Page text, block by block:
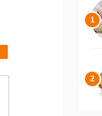
1
2